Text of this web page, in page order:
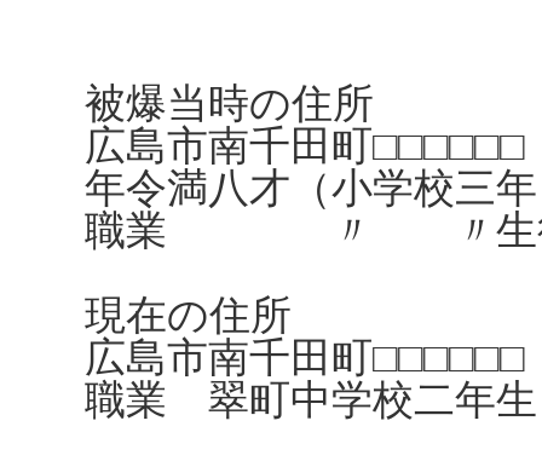
被爆当時の住所
広島市南千田町□□□□□□
年令満八才（小学校三
職業 〃 〃生
現在の住所
広島市南千田町□□□□□□
職業 翠町中学校二年生